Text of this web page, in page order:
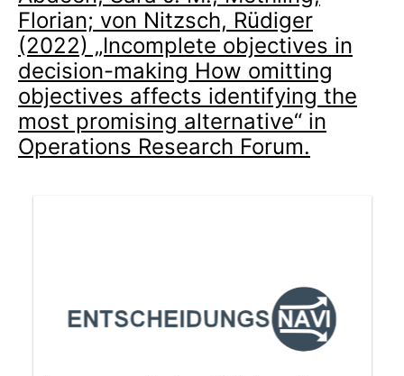
Florian; von Nitzsch, Rüdiger
(2022) „Incomplete objectives in
decision-making How omitting
objectives affects identifying the
most promising alternative“ in
Operations Research Forum.